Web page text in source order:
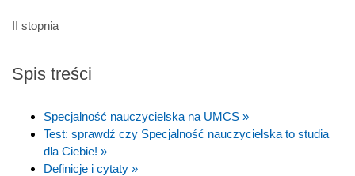
II stopnia
Spis treści
Specjalność nauczycielska na UMCS »
Test: sprawdź czy Specjalność nauczycielska to studia
dla Ciebie! »
Definicje i cytaty »